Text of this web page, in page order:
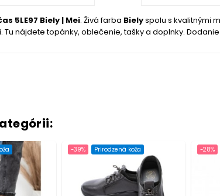
5LE97 Biely | Mei. Živá farba Bielyspolu s kvalitnými
nájdete topánky, oblečenie, tašky a doplnky.
-39% Prirodzená koža -28%